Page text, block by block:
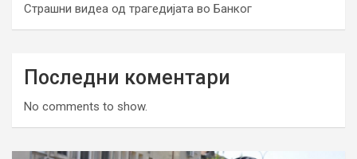
Страшни видеа од трагедијата во Банког
Последни коментари
No comments to show.